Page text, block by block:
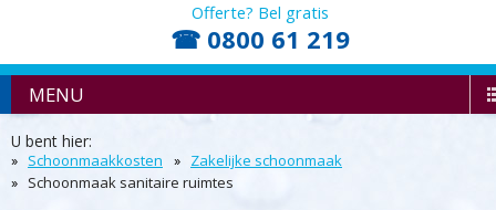
Offerte? Bel gratis
☎ 0800 61 219
MENU
U bent hier:
Schoonmaakkosten
Zakelijke schoonmaak
Schoonmaak sanitaire ruimtes